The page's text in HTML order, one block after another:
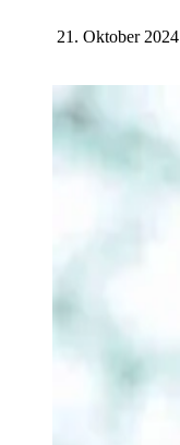
21. Oktober 2024